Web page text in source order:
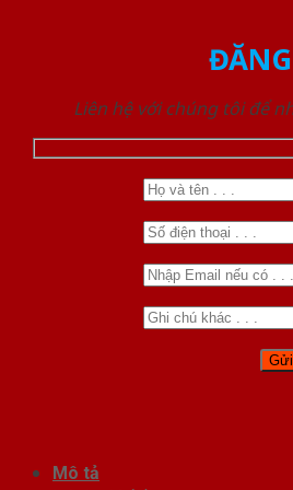
Liên hệ với chúng tôi để
Mô tả